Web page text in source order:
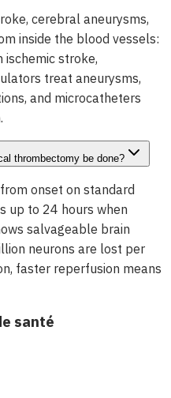
cerebral aneurysms,
inside the blood vessels:
stroke,
treat aneurysms,
and microcatheters
thrombectomy be done?
onset on standard
up to 24 hours when
salvageable brain
neurons are lost per
faster reperfusion means
santé